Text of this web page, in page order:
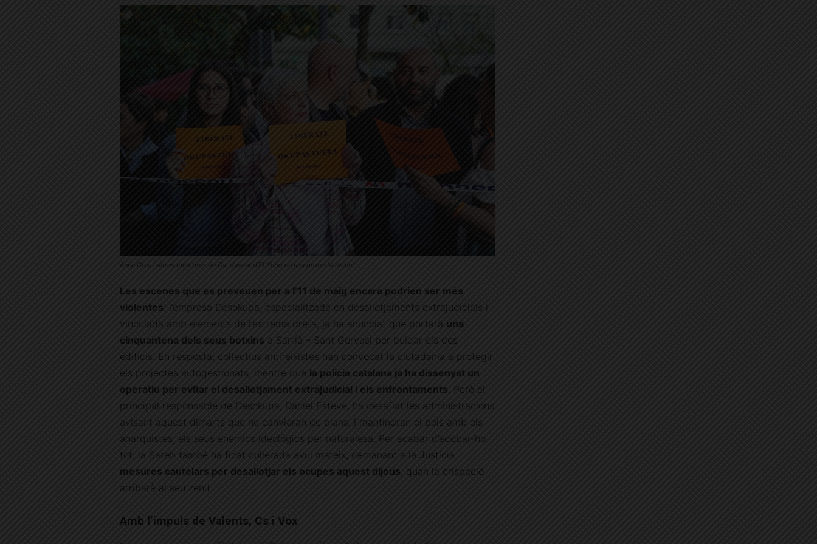
Anna Grau i altres membres de Cs, davant d’El Kubo en una protesta recent
Les escenes que es preveuen per a l’11 de maig encara podrien ser més
violentes: l’empresa Desokupa, especialitzada en desallotjaments extrajudicials i
vinculada amb elements de l’extrema dreta, ja ha anunciat que portarà una
cinquantena dels seus botxins a Sarrià – Sant Gervasi per buidar els dos
edificis. En resposta, col·lectius antifeixistes han convocat la ciutadania a protegir
els projectes autogestionats, mentre que la policia catalana ja ha dissenyat un
operatiu per evitar el desallotjament extrajudicial i els enfrontaments. Però el
principal responsable de Desokupa, Daniel Esteve, ha desafiat les administracions
avisant aquest dimarts que no canviaran de plans, i mantindran el pols amb els
anarquistes, els seus enemics ideològics per naturalesa. Per acabar d’adobar-ho
tot, la Sareb també ha ficat cullerada avui mateix, demanant a la Justícia
mesures cautelars per desallotjar els ocupes aquest dijous , quan la crispació
arribarà al seu zenit.
Amb l’impuls de Valents, Cs i Vox